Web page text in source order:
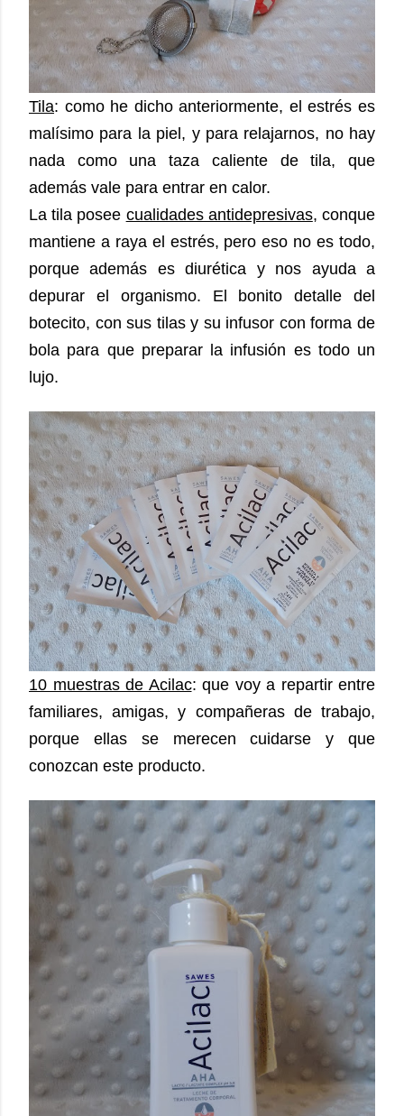
Tila: como he dicho anteriormente, el estrés es
malísimo para la piel, y para relajarnos, no hay
nada como una taza caliente de tila, que
además vale para entrar en calor.
La tila posee cualidades antidepresivas, conque
mantiene a raya el estrés, pero eso no es todo,
porque además es diurética y nos ayuda a
depurar el organismo. El bonito detalle del
botecito, con sus tilas y su infusor con forma de
bola para que preparar la infusión es todo un
lujo.
10 muestras de Acilac: que voy a repartir entre
familiares, amigas, y compañeras de trabajo,
porque ellas se merecen cuidarse y que
conozcan este producto.